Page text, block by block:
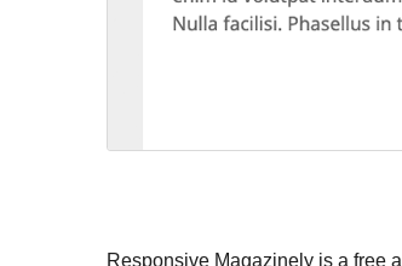
Responsive Magazinely is a free